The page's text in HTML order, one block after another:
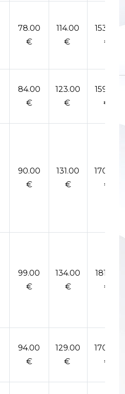
78.00
€
114.00
€
153.00
€
84.00
€
123.00
€
159.00
€
90.00
€
131.00
€
170.00
€
99.00
€
134.00
€
181.00
€
94.00
€
129.00
€
170.00
€